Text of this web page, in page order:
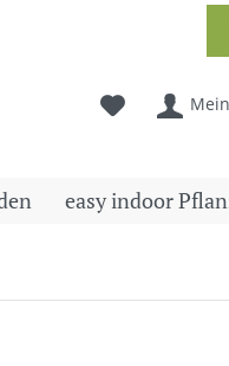
easy indoor